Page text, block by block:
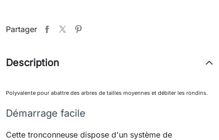
Partager
Description
Polyvalente pour abattre des arbres de tailles moyennes et débiter les rondins.
Démarrage facile
Cette tronconneuse dispose d'un système de